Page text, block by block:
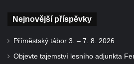
Nejnovější příspěvky
Příměstský tábor 3. – 7. 8. 2026
Objevte tajemství lesního adjunkta